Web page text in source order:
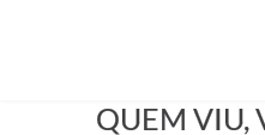
QUEM VIU,